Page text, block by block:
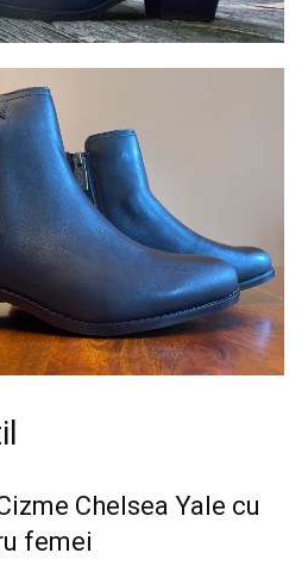
Chelsea Yale cu
femei